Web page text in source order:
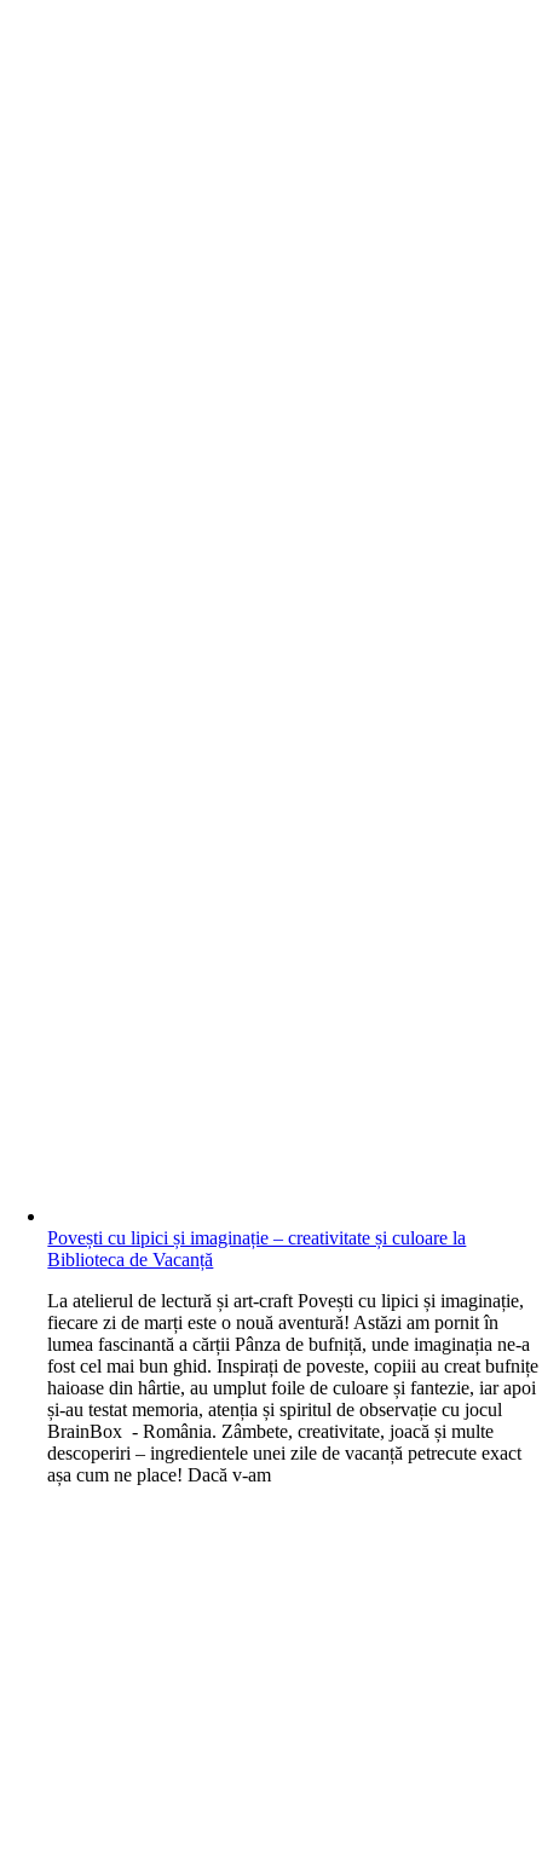
Povești cu lipici și imaginație – creativitate și culoare la
Biblioteca de Vacanță
La atelierul de lectură și art-craft Povești cu lipici și imaginație,
fiecare zi de marți este o nouă aventură! Astăzi am pornit în
lumea fascinantă a cărții Pânza de bufniță, unde imaginația ne-a
fost cel mai bun ghid. Inspirați de poveste, copiii au creat bufnițe
haioase din hârtie, au umplut foile de culoare și fantezie, iar apoi
și-au testat memoria, atenția și spiritul de observație cu jocul
BrainBox - România. Zâmbete, creativitate, joacă și multe
descoperiri – ingredientele unei zile de vacanță petrecute exact
așa cum ne place! Dacă v-am